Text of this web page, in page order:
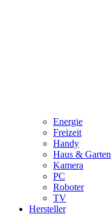
Energie
Freizeit
Handy
Haus & Garten
Kamera
PC
Roboter
TV
Hersteller